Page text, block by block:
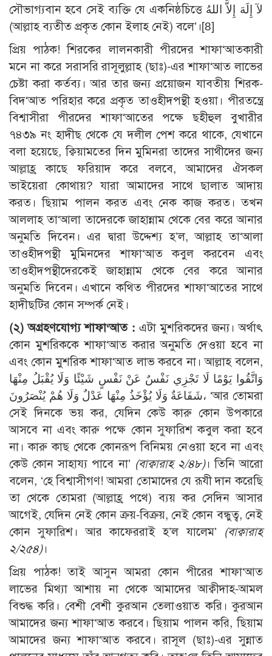
সৌভাগ্যবান হবে সেই ব্যক্তি যে একনিষ্ঠচিত্তে لآ إِلَهَ إِلاَّ اللهُ
(আল্লাহ ব্যতীত প্রকৃত কোন ইলাহ নেই) বলে’।[8]
প্রিয় পাঠক! শিরকের লালনকারী পীরদের শাফা‘আতকারী
মনে না করে সরাসরি রাসূলুল্লাহ (ছাঃ)-এর শাফা‘আত লাভের
চেষ্টা করা কর্তব্য। আর তার জন্য প্রয়োজন যাবতীয় শিরক-
বিদ‘আত পরিহার করে প্রকৃত তাওহীদপন্থী হওয়া। পীরতন্ত্রে
বিশ্বাসীরা পীরদের শাফা‘আতের পক্ষে ছহীহুল বুখারীর
৭৪৩৯ নং হাদীছ থেকে যে দলীল পেশ করে থাকে, যেখানে
বলা হয়েছে, ক্বিয়ামতের দিন মুমিনরা তাদের সাথীদের জন্য
আল্লাহ্র কাছে ফরিয়াদ করে বলবে, আমাদের ঐসকল
ভাইয়েরা কোথায়? যারা আমাদের সাথে ছালাত আদায়
করত। ছিয়াম পালন করত এবং নেক কাজ করত। তখন
আললাহ তা‘আলা তাদেরকে জাহান্নাম থেকে বের করে আনার
অনুমতি দিবেন। এর দ্বারা উদ্দেশ্য হ’ল, আল্লাহ তা‘আলা
তাওহীদপন্থী মুমিনদের শাফা‘আত কবুল করবেন এবং
তাওহীদপন্থীদেরকেই জাহান্নাম থেকে বের করে আনার
অনুমতি দিবেন। এখানে কথিত পীরদের শাফা‘আতের সাথে
হাদীছটির কোন সম্পর্ক নেই।
(২) অগ্রহণযোগ্য শাফা‘আত : এটা মুশরিকদের জন্য। অর্থাৎ
কোন মুশরিককে শাফা‘আত করার অনুমতি দেওয়া হবে না
এবং কোন মুশরিক শাফা‘আত লাভ করবে না। আল্লাহ বলেন,
وَاتَّقُوا يَوْمًا لَا تَجْزِي نَفْسٌ عَنْ نَفْسٍ شَيْئًا وَلَا يُقْبَلُ مِنْهَا
شَفَاعَةٌ وَلَا يُؤْخَذُ مِنْهَا عَدْلٌ وَلَا هُمْ يُنْصَرُونَ، ‘আর তোমরা
সেই দিনকে ভয় কর, যেদিন কেউ কারু কোন উপকারে
আসবে না এবং কারু পক্ষে কোন সুফারিশ কবুল করা হবে
না। কারু কাছ থেকে কোনরূপ বিনিময় নেওয়া হবে না এবং
কেউ কোন সাহায্য পাবে না’ (বাক্বারাহ ২/৪৮)। তিনি আরো
বলেন, ‘হে বিশ্বাসীগণ! আমরা তোমাদের যে রূযী দান করেছি
তা থেকে তোমরা (আল্লাহ্র পথে) ব্যয় কর সেদিন আসার
আগেই, যেদিন নেই কোন ক্রয়-বিক্রয়, নেই কোন বন্ধুত্ব, নেই
কোন সুফারিশ। আর কাফেররাই হ’ল যালেম’ (বাক্বারাহ
২/২৫৪)।
প্রিয় পাঠক! তাই আসুন আমরা কোন পীরের শাফা‘আত
লাভের মিথ্যা আশায় না থেকে আমাদের আক্বীদাহ-আমল
বিশুদ্ধ করি। বেশী বেশী কুরআন তেলাওয়াত করি। কুরআন
আমাদের জন্য শাফা‘আত করবে। ছিয়াম পালন করি, ছিয়াম
আমাদের জন্য শাফা‘আত করবে। রাসূল (ছাঃ)-এর সুন্নাত